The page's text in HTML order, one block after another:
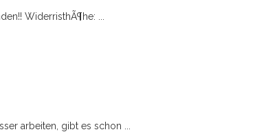
WiderristhÃ¶he: ...
arbeiten, gibt es schon ...